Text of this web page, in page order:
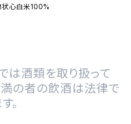
心白米100%
は酒類を取り扱って
満の者の飲酒は法律で
。